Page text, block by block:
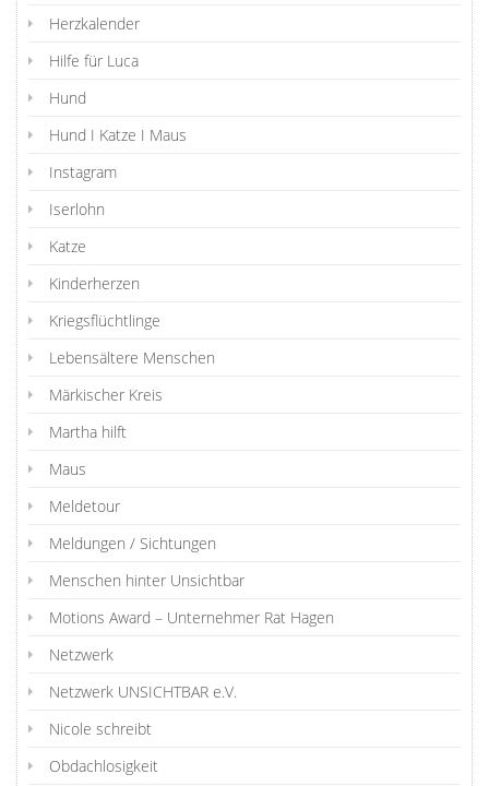
Herzkalender
Hilfe für Luca
Hund
Hund I Katze I Maus
Instagram
Iserlohn
Katze
Kinderherzen
Kriegsflüchtlinge
Lebensältere Menschen
Märkischer Kreis
Martha hilft
Maus
Meldetour
Meldungen / Sichtungen
Menschen hinter Unsichtbar
Motions Award – Unternehmer Rat Hagen
Netzwerk
Netzwerk UNSICHTBAR e.V.
Nicole schreibt
Obdachlosigkeit